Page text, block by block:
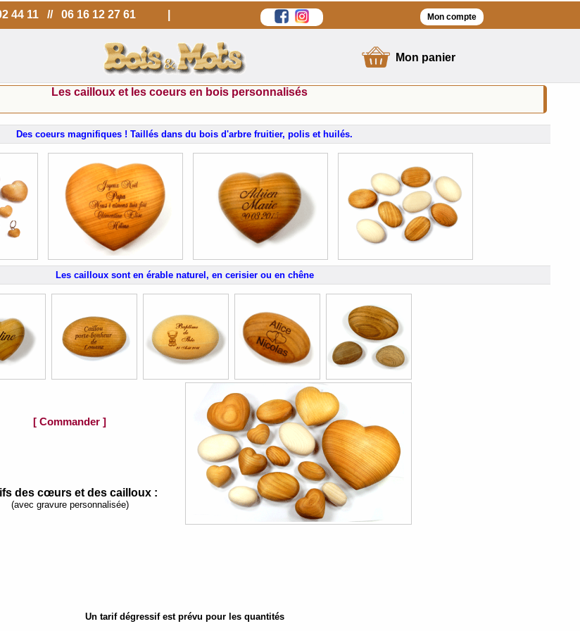
44 11 // 06 16 12 27 61 Mon compte
Mon panier
Les cailloux et les coeurs en bois personnalisés
Des coeurs magnifiques ! Taillés dans du bois d'arbre fruitier, polis et huilés.
Les cailloux sont en érable naturel, en cerisier ou en chêne
[ Commander ]
des cœurs et des cailloux :
(avec gravure personnalisée)
Un tarif dégressif est prévu pour les quantités